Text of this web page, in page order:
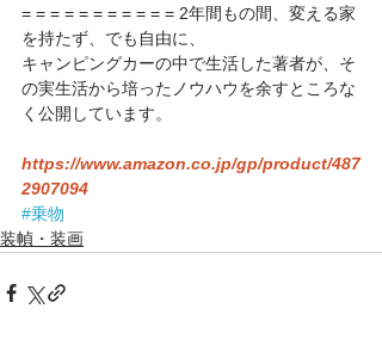
= = = = = = = = = = = 2年間もの間、変える家
を持たず、でも自由に、
キャンピングカーの中で生活した著者が、そ
の実生活から培ったノウハウを余すところな
く公開しています。
https://www.amazon.co.jp/gp/product/487
2907094
#乗物
装幀・装画